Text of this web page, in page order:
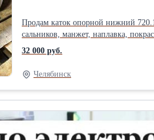
Продам каток опорной нижний
сальников, манжет, наплавка, покраска,
РДК-250 устанавливается по 5 катков опорных РДК-
производителя)Состояние: Б/у
32 000 руб.
Челябинск